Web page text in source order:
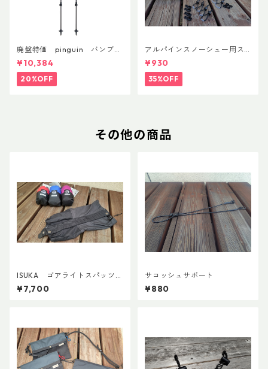
廃盤特価 pinguin バンブー
FLフォーム(ペア)
¥10,384
20%OFF
アルパインスノーシュー用ス
トラップキャッチ(ペア)
¥930
35%OFF
その他の商品
ISUKA ゴアライトスパッツカ
スタム BASE
¥7,700
サコッシュサポート
¥880